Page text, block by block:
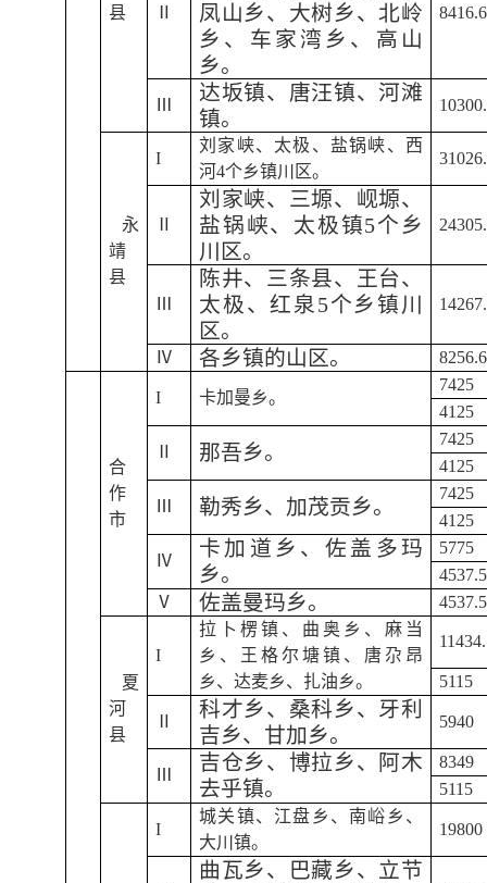
县
凤山乡、大树乡、北岭
乡、车家湾乡、高山
乡。
达坂镇、唐汪镇、河滩
镇。
永
靖
县
I
刘家峡、太极、盐锅峡、西
河4个乡镇川区。
刘家峡、三塬、岘塬、
盐锅峡、太极镇5个乡
川区。
陈井、三条县、王台、
太极、红泉5个乡镇川
区。
Ⅳ 各乡镇的山区。 8256.6
合
作
市
I 卡加曼乡。
7425
4125
那吾乡。
7425
4125
勒秀乡、加茂贡乡。
7425
4125
Ⅳ
卡加道乡、佐盖多玛
乡。
5775
4537.5
Ⅴ
佐盖曼玛乡。 4537.5
夏
河
县
I
拉卜楞镇、曲奥乡、麻当
乡、王格尔塘镇、唐尕昂
乡、达麦乡、扎油乡。
5115
科才乡、桑科乡、牙利
吉乡、甘加乡。
5940
吉仓乡、博拉乡、阿木
去乎镇。
8349
5115
I
城关镇、江盘乡、南峪乡、
大川镇。
19800
曲瓦乡、巴藏乡、立节